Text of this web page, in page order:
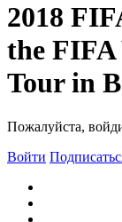
2018
the
Tour in
Пожалуйста,
Войти